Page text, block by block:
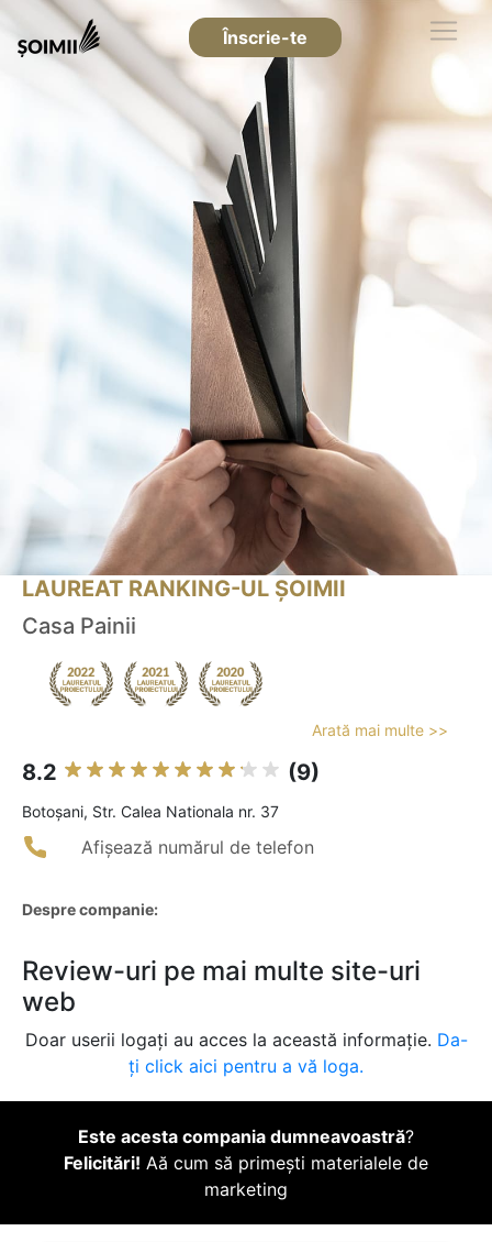
Înscrie-te
LAUREAT RANKING-UL ȘOIMII
Casa Painii
Arată mai multe >>
8.2 (9)
Botoşani, Str. Calea Nationala nr. 37
Afișează numărul de telefon
Despre companie:
Review-uri pe mai multe site-uri
web
Doar userii logați au acces la această informație. Da-
ți click aici pentru a vă loga.
Este acesta compania dumneavoastră?
Felicitări! Aă cum să primești materialele de
marketing